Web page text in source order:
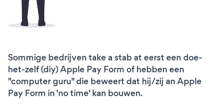
Sommige bedrijven take a stab at eerst een doe-
het-zelf (diy) Apple Pay Form of hebben een
"computer guru" die beweert dat hij/zij an Apple
Pay Form in 'no time' kan bouwen.